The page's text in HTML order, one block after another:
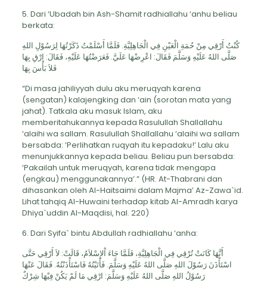
5. Dari ‘Ubadah bin Ash-Shamit radhiallahu ‘anhu beliau
berkata:
كُنْتُ أَرْقِي مِنْ حُمَةِ الْعَيْنِ فِي الْجَاهِلِيَّةِ. فَلَمَّا أَسْلَمْتُ ذَكَرْتُهَا لِرَسُوْلِ اللهِ
صَلَّى اللهُ عَلَيْهِ وَسَلَّمَ فَقَالَ: اعْرِضْهَا عَلَيَّ. فَعَرَضْتُهَا عَلَيْهِ، فَقَالَ: ارْقِ بِهَا
فَلاَ بَأْسَ بِهَا
“Di masa jahiliyyah dulu aku meruqyah karena
(sengatan) kalajengking dan ‘ain (sorotan mata yang
jahat). Tatkala aku masuk Islam, aku
memberitahukannya kepada Rasulullah Shallallahu
‘alaihi wa sallam. Rasulullah Shallallahu ‘alaihi wa sallam
bersabda: ‘Perlihatkan ruqyah itu kepadaku!’ Lalu aku
menunjukkannya kepada beliau. Beliau pun bersabda:
‘Pakailah untuk meruqyah, karena tidak mengapa
(engkau) menggunakannya’.” (HR. At-Thabrani dan
dihasankan oleh Al-Haitsaimi dalam Majma’ Az-Zawa`id.
Lihat tahqiq Al-Huwaini terhadap kitab Al-Amradh karya
Dhiya`uddin Al-Maqdisi, hal. 220)
6. Dari Syifa` bintu Abdullah radhiallahu ‘anha:
أَنَّهَا كَانَتْ تُرْقِي فِي الْجَاهِلِيَّةِ، فَلَمَّا جَاءَ اْلإِسْلاَمُ، قَالَتْ: لاَ أَرْقِي حَتَّى
اسْتَأْذَنَ رَسُوْلَ اللهِ صَلَّى اللهُ عَلَيْهِ وَسَلَّمَ. فَأَتَيْتُهُ فَاسْتَأْذَنْتُهُ. فَقَالَ عَنْهَا
رَسُوْلُ اللهِ صَلَّى اللهُ عَلَيْهِ وَسَلَّمَ: ارْقِي مَا لَمْ يَكُنْ فِيْهَا شِرْكٌ